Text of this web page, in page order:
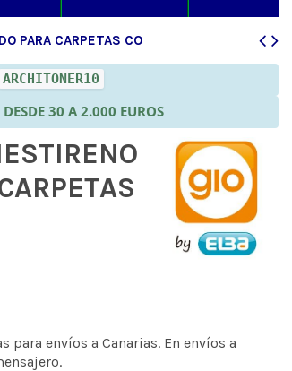
PARA CARPETAS CO
ARCHITONER10
30 A 2.000 EUROS
envíos a Canarias. En envíos a